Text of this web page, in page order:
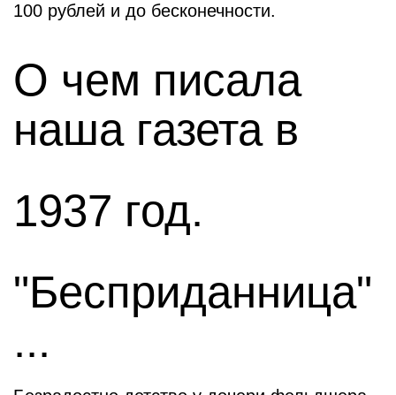
100 рублей и до бесконечности.
О чем писала
наша газета в
1937 год.
"Бесприданница"
...